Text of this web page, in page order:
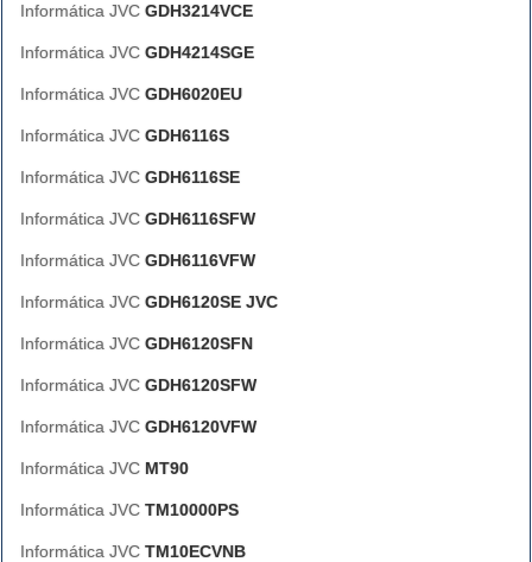
Informática JVC GDH3214VCE
Informática JVC GDH4214SGE
Informática JVC GDH6020EU
Informática JVC GDH6116S
Informática JVC GDH6116SE
Informática JVC GDH6116SFW
Informática JVC GDH6116VFW
Informática JVC GDH6120SE JVC
Informática JVC GDH6120SFN
Informática JVC GDH6120SFW
Informática JVC GDH6120VFW
Informática JVC MT90
Informática JVC TM10000PS
Informática JVC TM10ECVNB